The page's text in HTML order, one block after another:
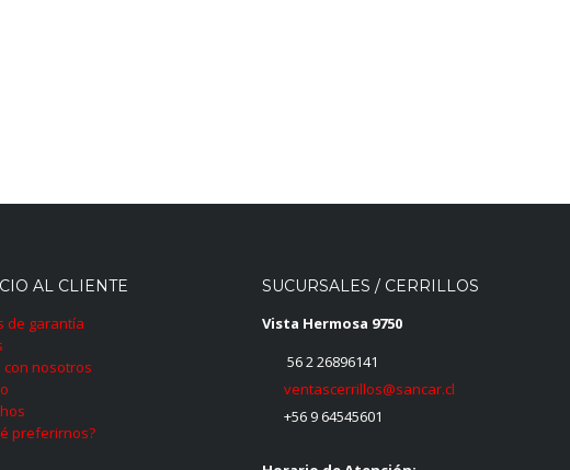
AL CLIENTE
de garantía
con nosotros
preferirnos?
SUCURSALES / CERRILLOS
Vista Hermosa 9750
56 2 26896141
ventascerrillos@sancar.cl
+56 9 64545601